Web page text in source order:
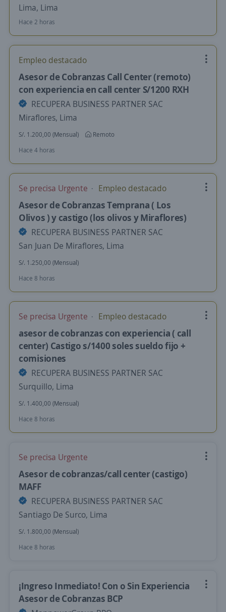
Lima, Lima
Hace 2 horas
Empleo destacado
Asesor de Cobranzas Call Center (remoto)
con experiencia en call center S/1200 RXH
RECUPERA BUSINESS PARTNER SAC
Miraflores, Lima
S/. 1.200,00 (Mensual)
Remoto
Hace 4 horas
Se precisa Urgente Empleo destacado
Asesor de Cobranzas Temprana ( Los
Olivos ) y castigo (los olivos y Miraflores)
RECUPERA BUSINESS PARTNER SAC
San Juan De Miraflores, Lima
S/. 1.250,00 (Mensual)
Hace 8 horas
Se precisa Urgente Empleo destacado
asesor de cobranzas con experiencia ( call
center) Castigo s/1400 soles sueldo fijo +
comisiones
RECUPERA BUSINESS PARTNER SAC
Surquillo, Lima
S/. 1.400,00 (Mensual)
Hace 8 horas
Se precisa Urgente
Asesor de cobranzas/call center (castigo)
MAFF
RECUPERA BUSINESS PARTNER SAC
Santiago De Surco, Lima
S/. 1.800,00 (Mensual)
Hace 8 horas
¡Ingreso Inmediato! Con o Sin Experiencia
Asesor de Cobranzas BCP